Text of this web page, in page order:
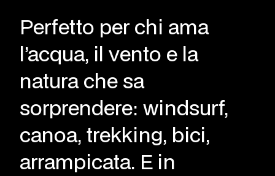
Perfetto per chi ama
l’acqua, il vento e la
natura che sa
sorprendere: windsurf,
canoa, trekking, bici,
arrampicata. E in